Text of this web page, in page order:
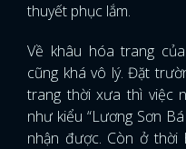
thuyết phục lắm.
Về khâu hóa trang
cũng khá vô lý. Đặt
trang thời xưa thì việc
như kiểu “Lương Sơn
nhận được. Còn ở thời